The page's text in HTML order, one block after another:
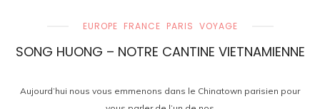
EUROPE FRANCE PARIS VOYAGE
SONG HUONG – NOTRE CANTINE VIETNAMIENNE
Aujourd’hui nous vous emmenons dans le Chinatown parisien pour